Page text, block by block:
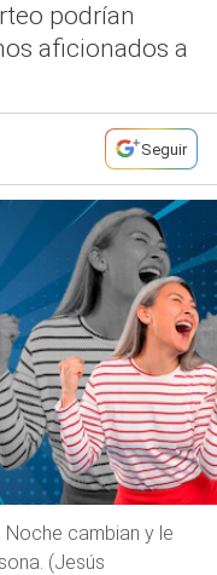
podrían
aficionados a
Seguir
cambian y le
(Jesús